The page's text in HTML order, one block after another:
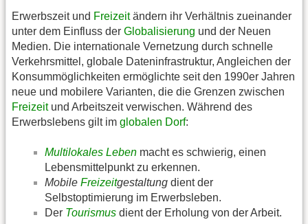
Erwerbszeit und Freizeitändern ihr Verhältnis zueinander
unter dem Einfluss der Globalisierung und der Neuen
Medien. Die internationale Vernetzung durch schnelle
Verkehrsmittel, globale Dateninfrastruktur, Angleichen der
Konsummöglichkeiten ermöglichte seit den 1990er Jahren
neue und mobilere Varianten, die die Grenzen zwischen
Freizeitund Arbeitszeit verwischen. Während des
Erwerbslebens gilt im globalen Dorf:
Multilokales Leben macht es schwierig, einen
Lebensmittelpunkt zu erkennen.
Mobile Freizeitgestaltung dient der
Selbstoptimierung im Erwerbsleben.
Der Tourismus dient der Erholung von der Arbeit.